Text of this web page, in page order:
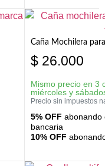
Caña Mochilera
$ 26.000
Mismo precio en 3
miércoles y
Precio sin impuestos
5% OFF abonando
bancaria
10% OFF